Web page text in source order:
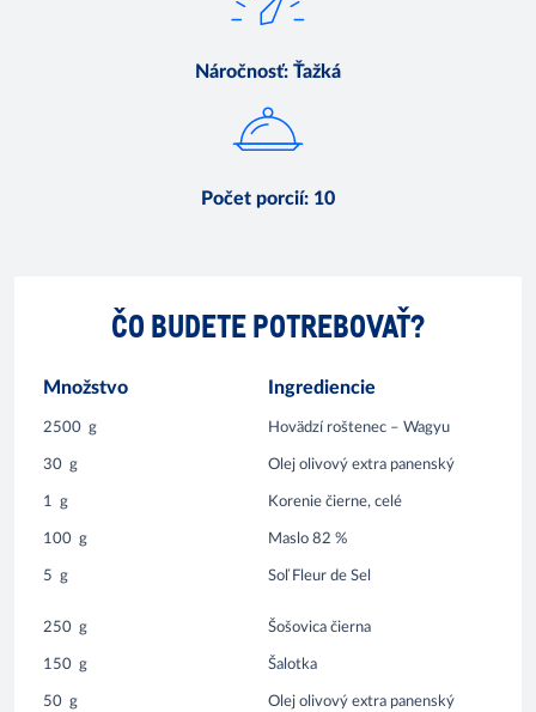
Náročnosť: Ťažká
Počet porcií: 10
ČO BUDETE POTREBOVAŤ?
Množstvo Ingrediencie
2500 g Hovädzí roštenec – Wagyu
30 g Olej olivový extra panenský
1 g Korenie čierne, celé
100 g Maslo 82 %
5 g Soľ Fleur de Sel
250 g Šošovica čierna
150 g Šalotka
50 g Olej olivový extra panenský